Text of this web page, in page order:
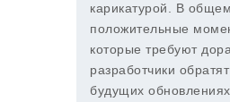
карикатурой. В
положительные
которые требуют
разработчики
будущих